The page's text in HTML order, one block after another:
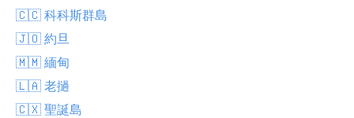
🇨🇨 科科斯群島
🇯🇴 約旦
🇲🇲 緬甸
🇱🇦 老撾
🇨🇽 聖誕島